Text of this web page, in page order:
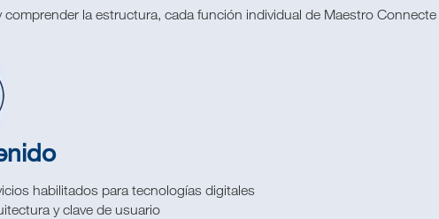
comprender la estructura, cada función individual de Maestro
habilitados para tecnologías digitales
y clave de usuario